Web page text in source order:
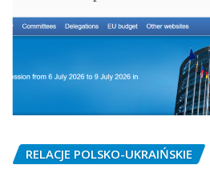
RELACJE POLSKO-UKRAIŃSKIE